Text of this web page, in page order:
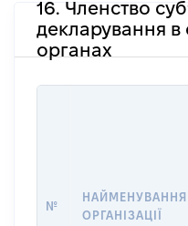
16. Членство
декларування в
органах
№
НАЙМЕНУВАННЯ
ОРГАНІЗАЦІЇ